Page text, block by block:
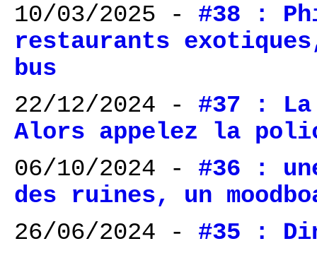
10/03/2025 - #38 :
restaurants
bus
22/12/2024 - #37 : La
Alors appelez la
06/10/2024 - #36 :
des ruines, un
26/06/2024 - #35 :